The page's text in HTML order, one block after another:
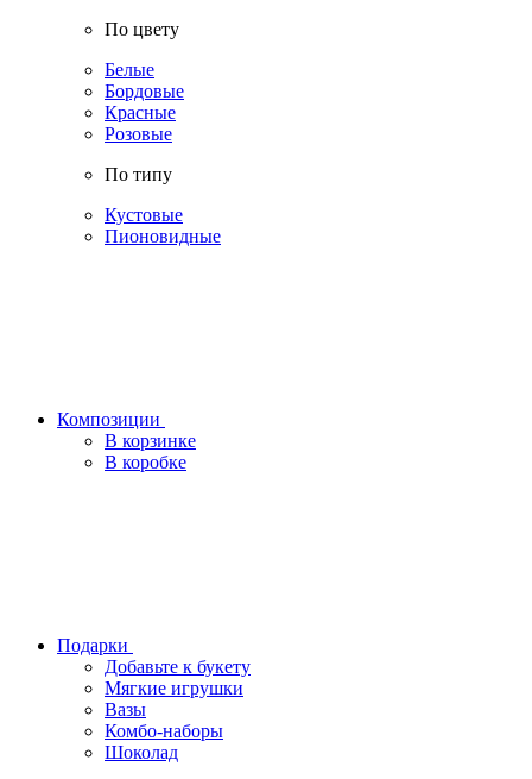
По цвету
Белые
Бордовые
Красные
Розовые
По типу
Кустовые
Пионовидные
Композиции
В корзинке
В коробке
Подарки
Добавьте к букету
Мягкие игрушки
Вазы
Комбо-наборы
Шоколад